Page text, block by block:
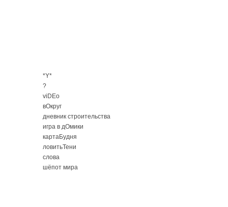
*Y*
?
viDEo
вОкруг
дневник строительства
игра в дОмики
картаБудня
ловитьТени
слова
шёпот мира